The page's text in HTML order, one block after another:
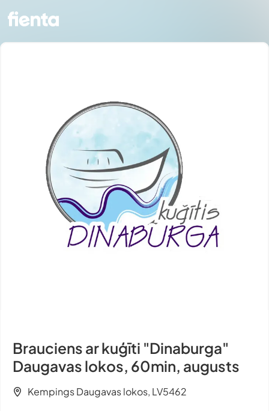
Brauciens ar kuģīti "Dinaburga"
Daugavas lokos, 60min, augusts
Kempings Daugavas lokos, LV5462